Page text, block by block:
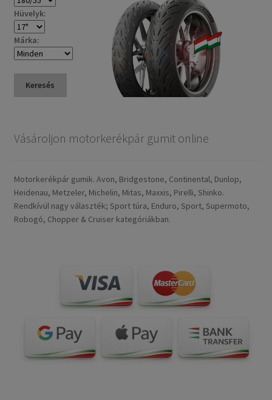
Hüvelyk:
Márka:
Keresés
Vásároljon motorkerékpár gumit online
Motorkerékpár gumik. Avon, Bridgestone, Continental, Dunlop,
Heidenau, Metzeler, Michelin, Mitas, Maxxis, Pirelli, Shinko.
Rendkívül nagy választék; Sport túra, Enduro, Sport, Supermoto,
Robogó, Chopper & Cruiser kategóriákban.